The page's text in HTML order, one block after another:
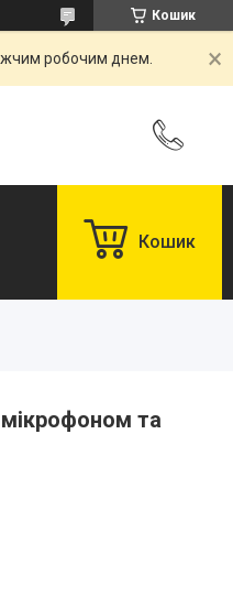
Кошик
робочим днем.
Кошик
та